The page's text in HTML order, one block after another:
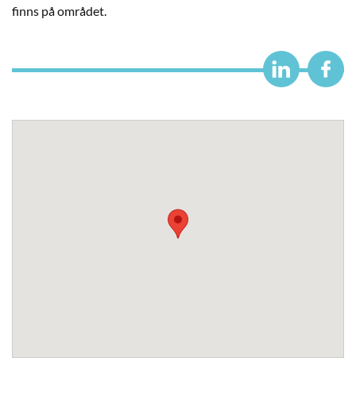
finns på området.